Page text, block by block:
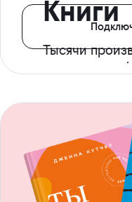
Книги
Тысячи
с доступом